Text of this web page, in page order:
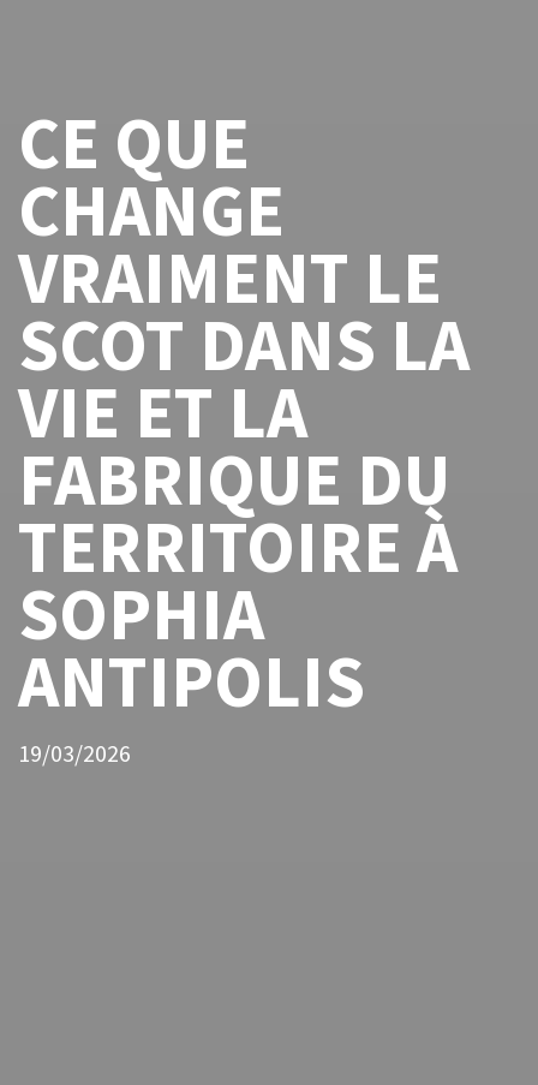
CE QUE
CHANGE
VRAIMENT LE
SCOT DANS LA
VIE ET LA
FABRIQUE DU
TERRITOIRE À
SOPHIA
ANTIPOLIS
19/03/2026